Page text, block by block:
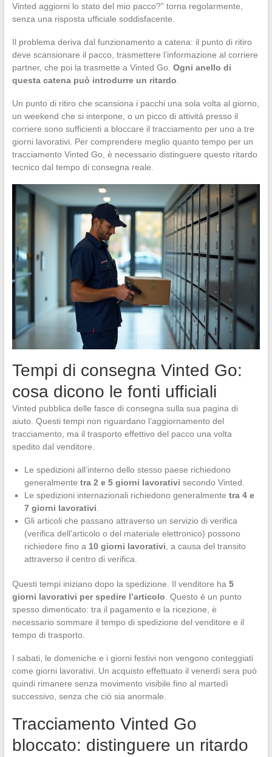
Vinted aggiorni lo stato del mio pacco?” torna regolarmente,
senza una risposta ufficiale soddisfacente.
Il problema deriva dal funzionamento a catena: il punto di ritiro
deve scansionare il pacco, trasmettere l’informazione al corriere
partner, che poi la trasmette a Vinted Go. Ogni anello di
questa catena può introdurre un ritardo
Un punto di ritiro che scansiona i pacchi una sola volta al giorno,
un weekend che si interpone, o un picco di attività presso il
corriere sono sufficienti a bloccare il tracciamento per uno a tre
giorni lavorativi. Per comprendere meglio quanto tempo per un
tracciamento Vinted Go, è necessario distinguere questo ritardo
tecnico dal tempo di consegna reale.
Tempi di consegna Vinted Go:
cosa dicono le fonti ufficiali
Vinted pubblica delle fasce di consegna sulla sua pagina di
aiuto. Questi tempi non riguardano l’aggiornamento del
tracciamento, ma il trasporto effettivo del pacco una volta
spedito dal venditore.
Le spedizioni all’interno dello stesso paese richiedono
generalmente tra 2 e 5 giorni lavorativi secondo Vinted.
Le spedizioni internazionali richiedono generalmente tra 4 e
7 giorni lavorativi
Gli articoli che passano attraverso un servizio di verifica
(verifica dell’articolo o del materiale elettronico) possono
richiedere fino a 10 giorni lavorativi , a causa del transito
attraverso il centro di verifica.
Questi tempi iniziano dopo la spedizione. Il venditore ha 5
giorni lavorativi per spedire l’articolo . Questo è un punto
spesso dimenticato: tra il pagamento e la ricezione, è
necessario sommare il tempo di spedizione del venditore e il
tempo di trasporto.
I sabati, le domeniche e i giorni festivi non vengono conteggiati
come giorni lavorativi. Un acquisto effettuato il venerdì sera può
quindi rimanere senza movimento visibile fino al martedì
successivo, senza che ciò sia anormale.
Tracciamento Vinted Go
bloccato: distinguere un ritardo